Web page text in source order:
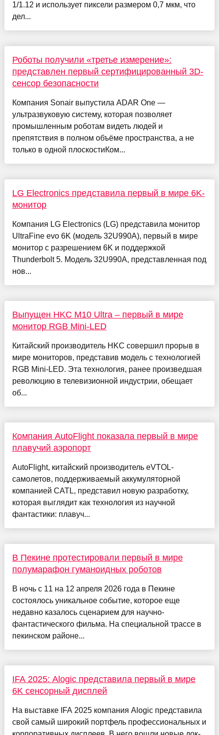
1/1.12 и использует пиксели размером 0,7 мкм, что
дел...
Роботы получили «третье измерение»:
представлен первый сертифицированный 3D-
сенсор безопасности
Компания Sonair выпустила ADAR One —
ультразвуковую систему, которая позволяет
промышленным роботам видеть людей и
препятствия в полном объёме пространства, а не
только в одной плоскостиКом...
LG Electronics представила первый в мире 6K-
монитор
Компания LG Electronics (LG) представила монитор
UltraFine evo 6K (модель 32U990A), первый в мире
монитор с разрешением 6K и поддержкой
Thunderbolt 5. Модель 32U990A, представленная под
нов...
Выпущен HKC M10 Ultra – первый в мире
монитор RGB Mini-LED
Китайский производитель HKC совершил прорыв в
мире мониторов, представив модель с технологией
RGB Mini-LED. Эта технология, ранее произведшая
революцию в телевизионной индустрии, обещает
об...
Компания AutoFlight показала первый в мире
плавучий аэропорт
AutoFlight, китайский производитель eVTOL-
самолетов, поддерживаемый аккумуляторной
компанией CATL, представил новую разработку,
которая выглядит как технология из научной
фантастики: плавуч...
В Пекине протестировали первый в мире
полумарафон гуманоидных роботов
В ночь с 11 на 12 апреля 2026 года в Пекине
состоялось уникальное событие, которое еще
недавно казалось сценарием для научно-
фантастического фильма. На специальной трассе в
пекинском районе...
IFA 2025: Alogic представила первый в мире
6K сенсорный дисплей
На выставке IFA 2025 компания Alogic представила
свой самый широкий портфель профессиональных и